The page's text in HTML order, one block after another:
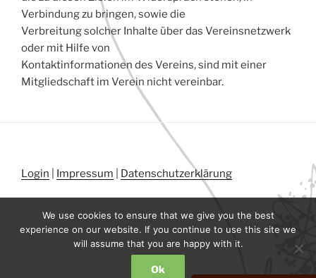
Verbindung zu bringen, sowie die
Verbreitung solcher Inhalte über das Vereinsnetzwerk
oder mit Hilfe von
Kontaktinformationen des Vereins, sind mit einer
Mitgliedschaft im Verein nicht vereinbar.
Login Impressum Datenschutzerklärung
We use cookies to ensure that we give you the best
experience on our website. If you continue to use this site we
will assume that you are happy with it.
Ok